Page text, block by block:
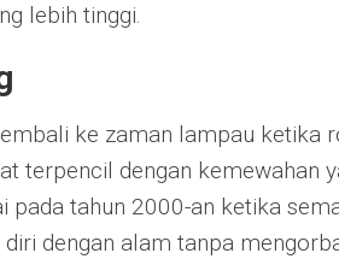
lebih tinggi.
ke zaman lampau ketika
terpencil dengan kemewahan
tahun 2000-an ketika
dengan alam tanpa